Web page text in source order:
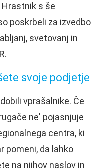
s še
poskrbeli za izvedbo
svetovanj in
svoje podjetje
vprašalnike. Če
ne' pojasnjuje
centra, ki
pomeni, da lahko
na njihov naslov in